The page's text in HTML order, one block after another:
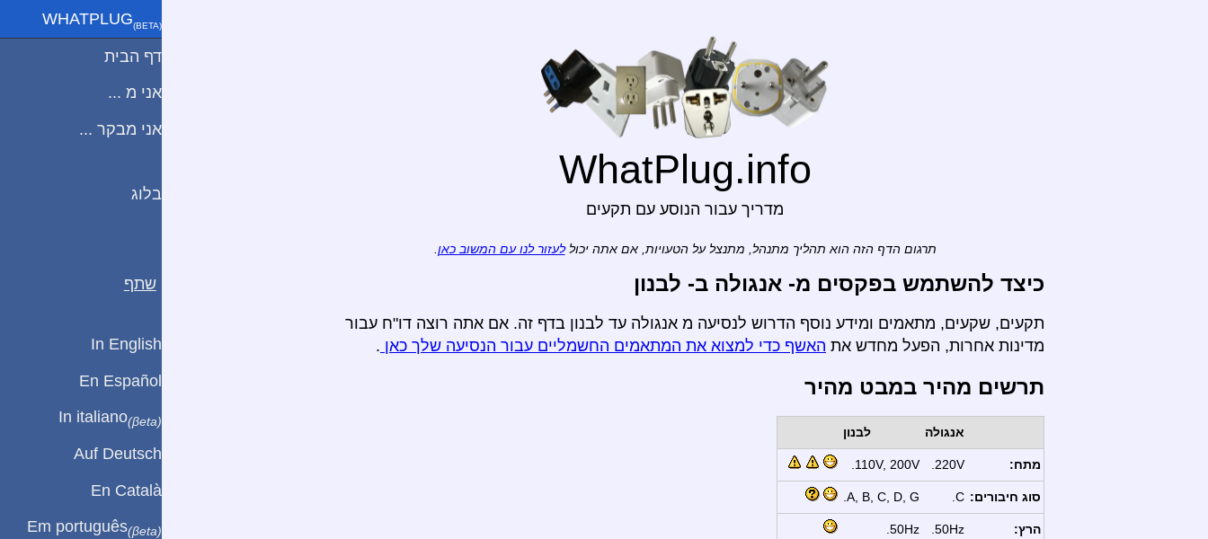
WhatPlug.info
מדריך עבור הנוסע עם תקעים
תרגום הדף הזה הוא תהליך מתנהל, מתנצל על הטעויות, אם אתה יכוללעזור לנו עם המשוב כאן
כיצד להשתמש בפקסים מ- אנגולה ב- לבנון
תקעים, שקעים, מתאמים ומידע נוסף הדרוש לנסיעה מ אנגולה עד לבנון בדף זה. אם אתה רוצה דו"ח עבור
מדינות אחרות, הפעל מחדש את האשף כדי למצוא את המתאמים החשמליים עבור הנסיעה שלך כאן .
תרשים מהיר במבט מהיר
אנגולה לבנון
מתח: 220V.
110V, 200V.
סוג חיבורים: C.
A, B, C, D, G.
הרץ: 50Hz.
50Hz.
WHATPLUG(ΒETA)
דף הבית
אני מ ...
אני מבקר ...
בלוג
שתף
In English
En Español
In italiano(βeta)
Auf Deutsch
En Català
Em português(βeta)